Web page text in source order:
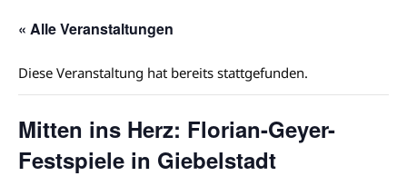
« Alle Veranstaltungen
Diese Veranstaltung hat bereits stattgefunden.
Mitten ins Herz: Florian-Geyer-
Festspiele in Giebelstadt